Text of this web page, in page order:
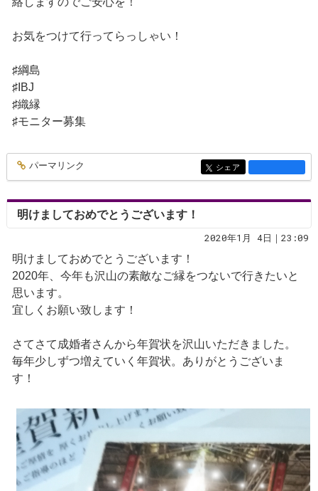
お気をつけて行ってらっしゃい！
♯綱島
♯IBJ
♯織縁
♯モニター募集
entry1335
パーマリンク entry1335
シェア
明けましておめでとうございます！
2020年1月 4日｜23:09
明けましておめでとうございます！
2020年、今年も沢山の素敵なご縁をつないで行きたいと
思います。
宜しくお願い致します！
さてさて成婚者さんから年賀状を沢山いただきました。
毎年少しずつ増えていく年賀状。ありがとうございま
す！